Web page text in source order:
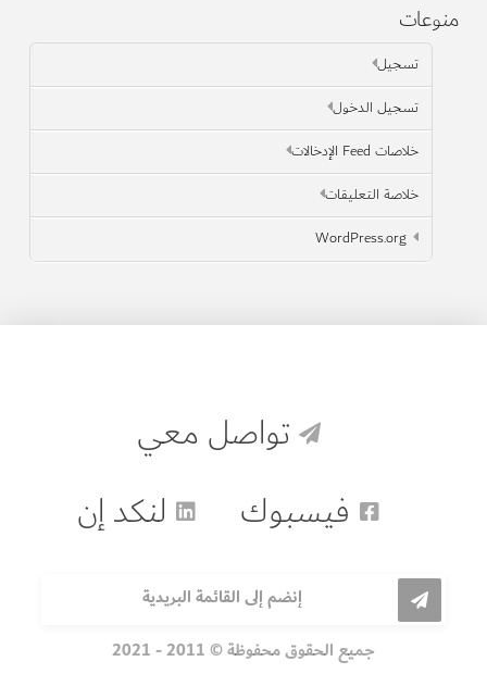
منوعات
تسجيل
تسجيل الدخول
خلاصات Feed الإدخالات
خلاصة التعليقات
WordPress.org
تواصل معي
فيسبوك
لنكد إن
إنضم إلى القائمة البريدية
جميع الحقوق محفوظة © 2011 - 2021